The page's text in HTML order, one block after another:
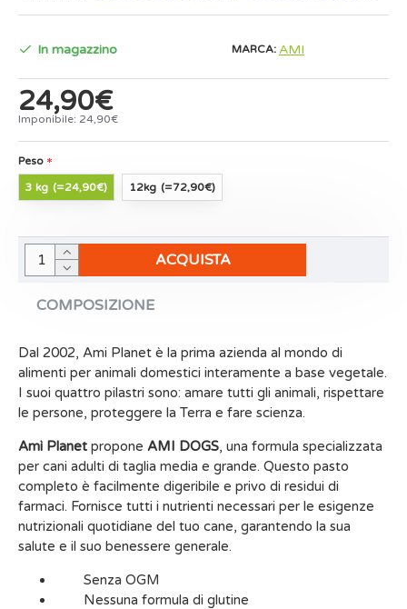
24,90€
Imponibile: 24,90€
In magazzino MARCA: AMI
Peso
3 kg (=24,90€) 12kg (=72,90€)
ACQUISTA
COMPOSIZIONE
Dal 2002, Ami Planet è la prima azienda al mondo di
alimenti per animali domestici interamente a base vegetale.
I suoi quattro pilastri sono: amare tutti gli animali, rispettare
le persone, proteggere la Terra e fare scienza.
Amì Planet propone AMI DOGS, una formula specializzata
per cani adulti di taglia media e grande. Questo pasto
completo è facilmente digeribile e privo di residui di
farmaci. Fornisce tutti i nutrienti necessari per le esigenze
nutrizionali quotidiane del tuo cane, garantendo la sua
salute e il suo benessere generale.
Senza OGM
Nessuna formula di glutine